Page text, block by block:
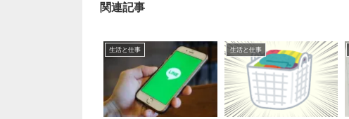
関連記事
生活と仕事 生活と仕事